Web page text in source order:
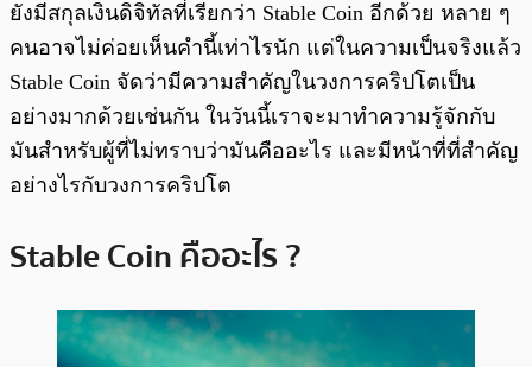
ยังมีสกุลเงินดิจิทัลที่เรียกว่า Stable Coin อีกด้วย หลาย ๆ
คนอาจไม่ค่อยเห็นคำนี้เท่าไรนัก แต่ในความเป็นจริงแล้ว
Stable Coin จัดว่ามีความสำคัญในวงการคริปโตเป็น
อย่างมากด้วยเช่นกัน ในวันนี้เราจะมาทำความรู้จักกับ
มันสำหรับผู้ที่ไม่ทราบว่ามันคืออะไร และมีหน้าที่ที่สำคัญ
อย่างไรกับวงการคริปโต
Stable Coin คืออะไร ?